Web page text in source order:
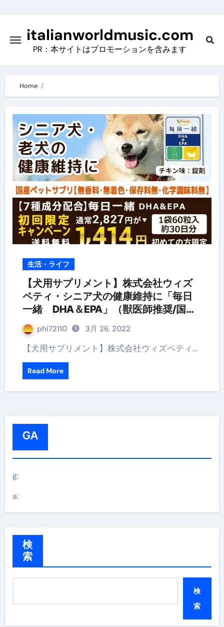
contentitalianworldmusic.com
PR：本サイトはプロモーションを含みます
Home
生活・ライフ
【犬用サプリメント】株式会社ウィズ
ペティ・シニア犬の健康維持に「毎日
一緒 DHA＆EPA」（獣医師推奨/国
産）
phi72110 3月 26, 2022
【犬用サプリメント】株式会社ウィズペティ…
Read More
GA
g:
a:
検
索
検
索